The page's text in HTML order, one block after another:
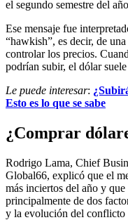
el segundo semestre del
Ese mensaje fue
“hawkish”, es decir, de
controlar los precios.
podrían subir, el dólar
Le puede interesar:
Esto es lo que se sabe
¿Comprar
Rodrigo Lama, Chief
Global66, explicó que el
más inciertos del año y
principalmente de dos
y la evolución del conflicto